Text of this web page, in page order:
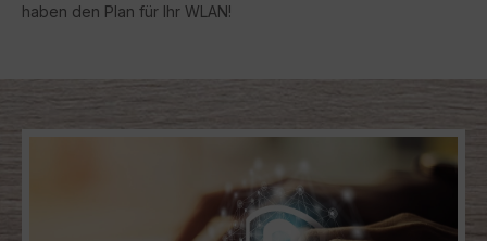
haben den Plan für Ihr WLAN!